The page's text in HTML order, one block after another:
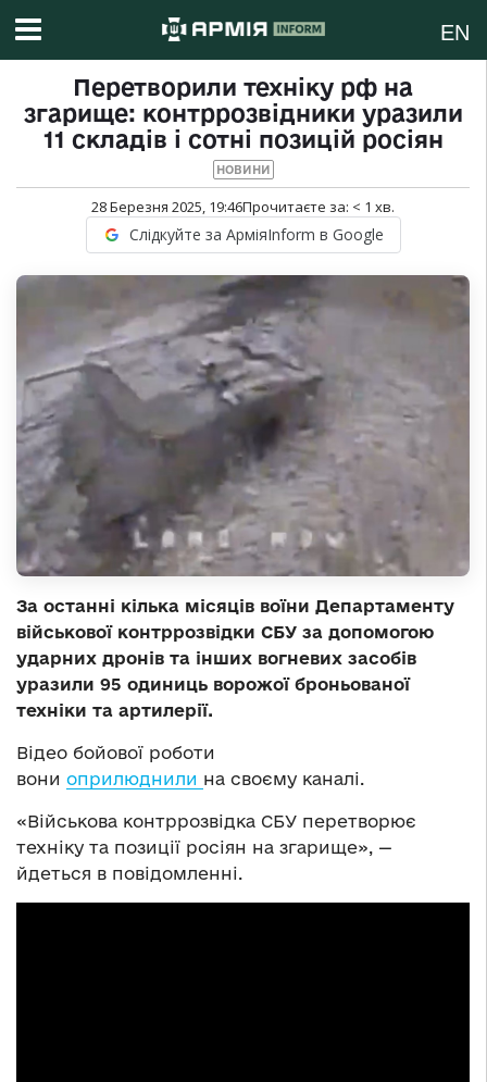
EN
Перетворили техніку рф на
згарище: контррозвідники уразили
11 складів і сотні позицій росіян
НОВИНИ
28 Березня 2025, 19:46Прочитаєте за: < 1 хв.
Слідкуйте за АрміяInform в Google
За останні кілька місяців воїни Департаменту
військової контррозвідки СБУ за допомогою
ударних дронів та інших вогневих засобів
уразили 95 одиниць ворожої броньованої
техніки та артилерії.
Відео бойової роботи
вони оприлюднили на своєму каналі.
«Військова контррозвідка СБУ перетворює
техніку та позиції росіян на згарище», —
йдеться в повідомленні.